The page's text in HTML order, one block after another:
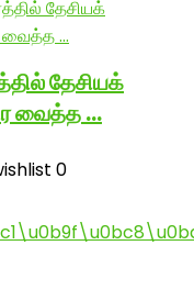
தேசியக்
வைத்த …
0